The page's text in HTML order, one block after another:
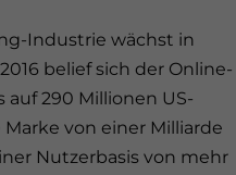
Industrie wächst in
belief sich der Online-
auf 290 Millionen US-
Marke von einer Milliarde
Nutzerbasis von mehr